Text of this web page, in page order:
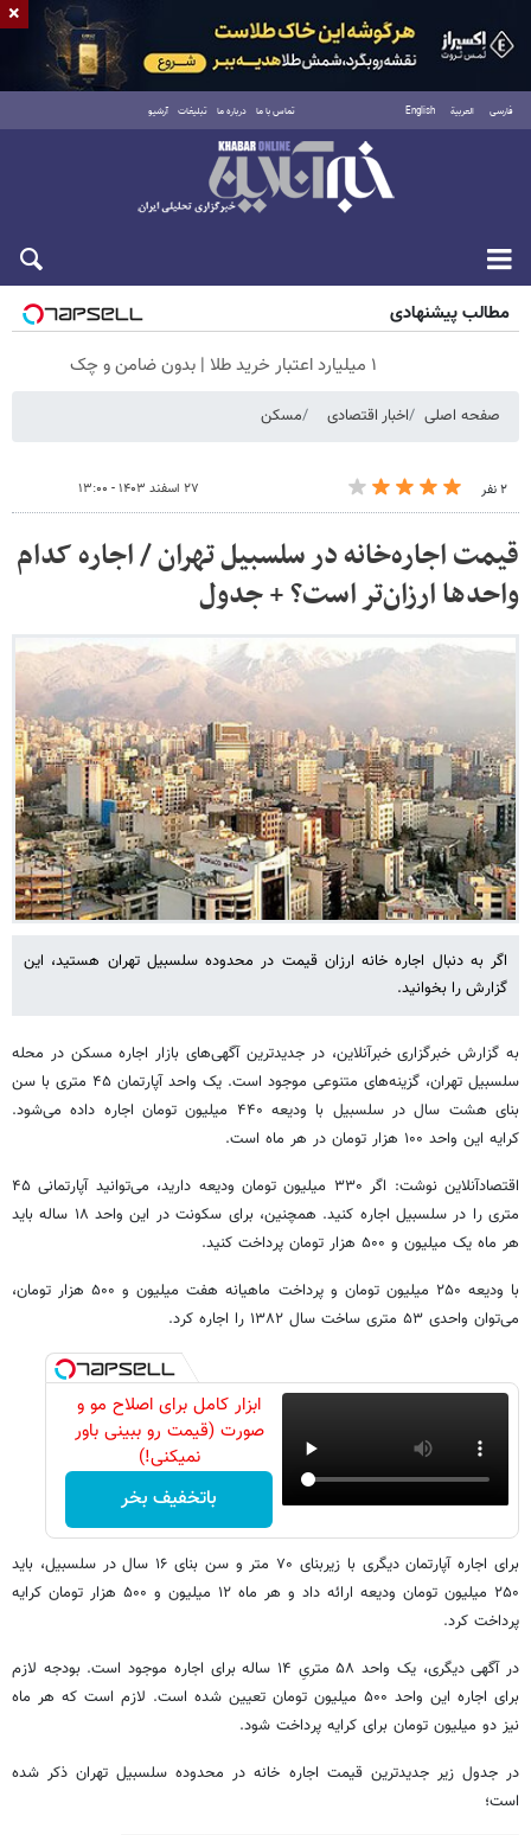
فارسی العربية English تماس با ما درباره ما تبلیغات آرشیو
شنبه ۱۷ مرداد ۱۴۰۵
مطالب پیشنهادی
۱ میلیارد اعتبار خرید طلا | بدون ضامن و چک
صفحه اصلی اخبار اقتصادی مسکن
۲ نفر ۲۷ اسفند ۱۴۰۳ - ۱۳:۰۰
قیمت اجاره‌خانه در سلسبیل تهران / اجاره کدام
واحدها ارزان‌تر است؟ + جدول
اگر به دنبال اجاره خانه ارزان قیمت در محدوده سلسبیل تهران هستید، این
گزارش را بخوانید.
به گزارش خبرگزاری خبرآنلاین، در جدیدترین آگهی‌های بازار اجاره مسکن در محله
سلسبیل تهران، گزینه‌های متنوعی موجود است. یک واحد آپارتمان ۴۵ متری با سن
بنای هشت سال در سلسبیل با ودیعه ۴۴۰ میلیون تومان اجاره داده می‌شود.
کرایه این واحد ۱۰۰ هزار تومان در هر ماه است.
اقتصادآنلاین نوشت: اگر ۳۳۰ میلیون تومان ودیعه دارید، می‌توانید آپارتمانی ۴۵
متری را در سلسبیل اجاره کنید. همچنین، برای سکونت در این واحد ۱۸ ساله باید
هر ماه یک میلیون و ۵۰۰ هزار تومان پرداخت کنید.
با ودیعه ۲۵۰ میلیون تومان و پرداخت ماهیانه هفت میلیون و ۵۰۰ هزار تومان،
می‌توان واحدی ۵۳ متری ساخت سال ۱۳۸۲ را اجاره کرد.
ابزار کامل برای اصلاح مو و
صورت (قیمت رو ببینی باور
نمیکنی!)
باتخفیف بخر
برای اجاره آپارتمان دیگری با زیربنای ۷۰ متر و سن بنای ۱۶ سال در سلسبیل، باید
۲۵۰ میلیون تومان ودیعه ارائه داد و هر ماه ۱۲ میلیون و ۵۰۰ هزار تومان کرایه
پرداخت کرد.
در آگهی دیگری، یک واحد ۵۸ متریِ ۱۴ ساله برای اجاره موجود است. بودجه لازم
برای اجاره این واحد ۵۰۰ میلیون تومان تعیین شده است. لازم است که هر ماه
نیز دو میلیون تومان برای کرایه پرداخت شود.
در جدول زیر جدیدترین قیمت اجاره خانه در محدوده سلسبیل تهران ذکر شده
است؛
×